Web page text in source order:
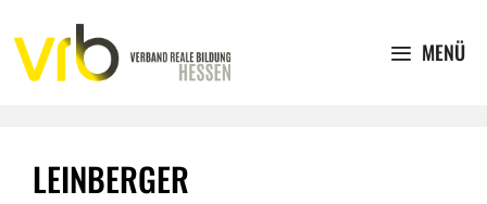
Inhalt
springen
MENÜ
LEINBERGER